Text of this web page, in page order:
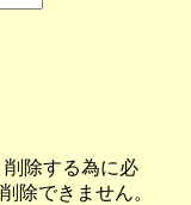
除する為に必
除できません。